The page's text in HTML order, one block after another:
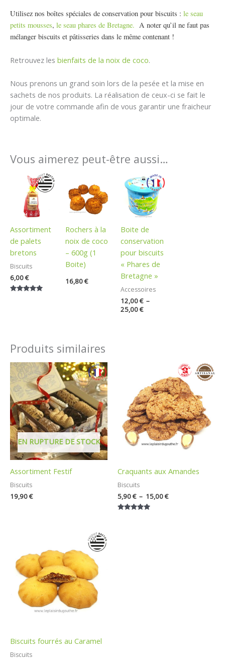
Utilisez nos boîtes spéciales de conservation pour biscuits : le seau
petits mousses, le seau phares de Bretagne. A noter qu’il ne faut pas
mélanger biscuits et pâtisseries dans le même contenant !
Retrouvez les bienfaits de la noix de coco.
Nous prenons un grand soin lors de la pesée et la mise en
sachets de nos produits. La réalisation de ceux-ci se fait le
jour de votre commande afin de vous garantir une fraicheur
optimale.
Vous aimerez peut-être aussi…
Assortiment
de palets
bretons
Biscuits
6,00€
Rochers à la
noix de coco
– 600g (1
Boite)
16,80€
Boite de
conservation
pour biscuits
« Phares de
Bretagne »
Accessoires
12,00€ –
25,00€
Plage
de
prix :
12,00 €
à
25,00 €
Produits similaires
EN RUPTURE DE STOCK
Assortiment Festif
Biscuits
19,90€
Craquants aux Amandes
Biscuits
5,90€ – 15,00€
Plage
de
prix :
5,90 €
à
15,00 €
Biscuits fourrés au Caramel
Biscuits
prix :
7,50 €
à
32,00 €